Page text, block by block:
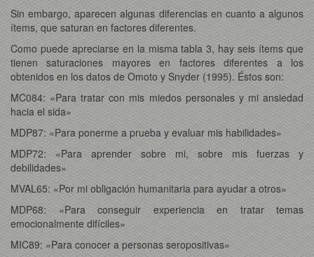
Sin embargo, aparecen algunas diferencias en cuanto a algunos
ítems, que saturan en factores diferentes.
Como puede apreciarse en la misma tabla 3, hay seis ítems que
tienen saturaciones mayores en factores diferentes a los
obtenidos en los datos de Omoto y Snyder (1995). Éstos son:
MC084: «Para tratar con mis miedos personales y mi ansiedad
hacia el sida»
MDP87: «Para ponerme a prueba y evaluar mis habilidades»
MDP72: «Para aprender sobre mi, sobre mis fuerzas y
debilidades»
MVAL65: «Por mi obligación humanitaria para ayudar a otros»
MDP68: «Para conseguir experiencia en tratar temas
emocionalmente difíciles»
MIC89: «Para conocer a personas seropositivas»